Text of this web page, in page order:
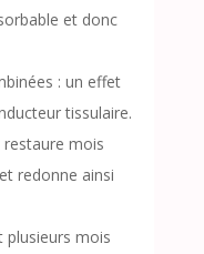
et donc
: un effet
tissulaire.
mois
redonne ainsi
plusieurs mois